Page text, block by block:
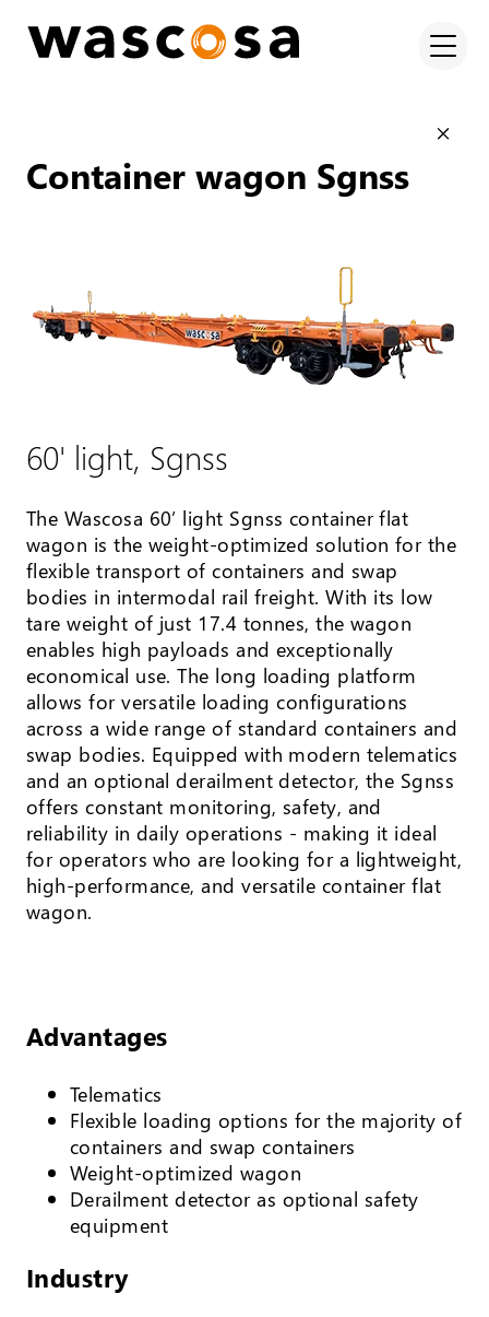
Container wagon Sgnss
60' light, Sgnss
The Wascosa 60’ light Sgnss container flat
wagon is the weight-optimized solution for the
flexible transport of containers and swap
bodies in intermodal rail freight. With its low
tare weight of just 17.4 tonnes, the wagon
enables high payloads and exceptionally
economical use. The long loading platform
allows for versatile loading configurations
across a wide range of standard containers and
swap bodies. Equipped with modern telematics
and an optional derailment detector, the Sgnss
offers constant monitoring, safety, and
reliability in daily operations - making it ideal
for operators who are looking for a lightweight,
high-performance, and versatile container flat
wagon.
Advantages
Telematics
Flexible loading options for the majority of
containers and swap containers
Weight-optimized wagon
Derailment detector as optional safety
equipment
Industry